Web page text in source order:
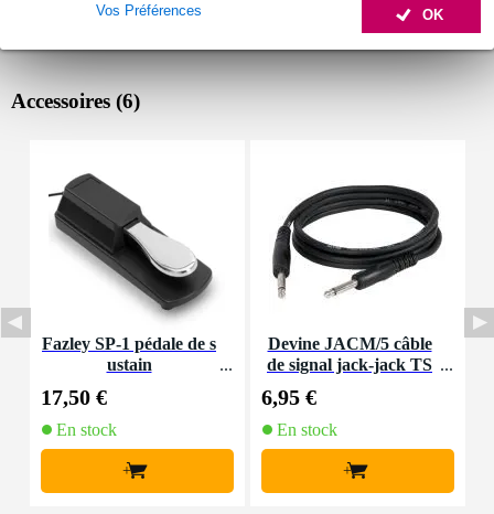
OK
Vos Préférences
Accessoires (6)
Fazley SP-1 pédale de s
ustain
17,50 €
En stock
+
Devine JACM/5 câble
de signal jack-jack TS
6,95 €
En stock
+